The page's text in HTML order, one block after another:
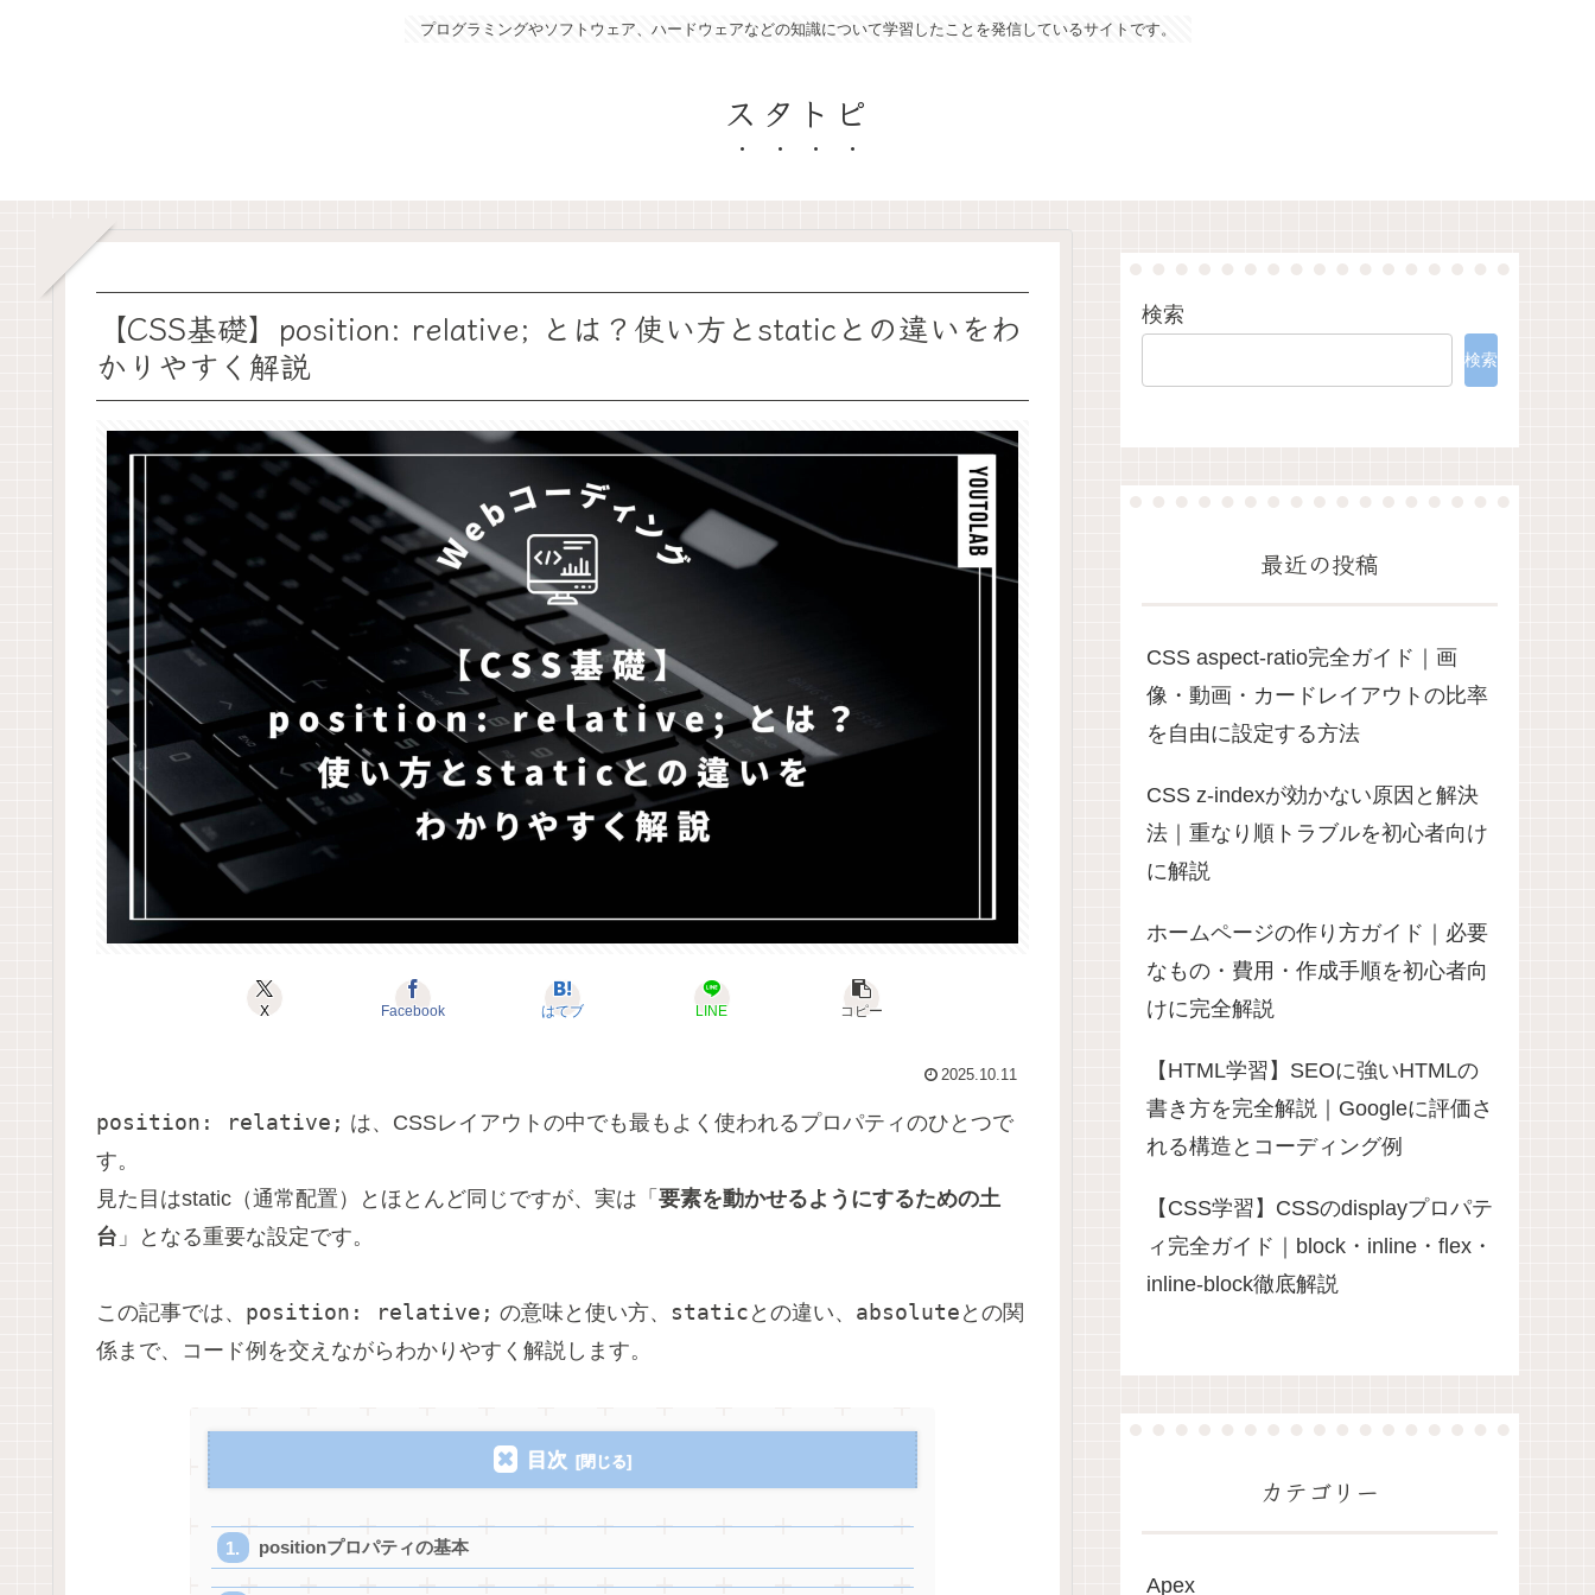
プログラミングやソフトウェア、ハードウェアなどの知識について学習したことを発信しているサイトです。
スタトピ
【CSS基礎】position: relative; とは？使い方とstaticとの違いをわ
かりやすく解説
X Facebook はてブ LINE コピー
2025.10.11
position: relative; は、CSSレイアウトの中でも最もよく使われるプロパティのひとつで
す。
見た目はstatic（通常配置）とほとんど同じですが、実は「 要素を動かせるようにするための土
台 」となる重要な設定です。
この記事では、 position: relative; の意味と使い方、 static との違い、 absolute との関
係まで、コード例を交えながらわかりやすく解説します。
目次
positionプロパティの基本
検索
検索
最近の投稿
CSS aspect-ratio完全ガイド｜画
像・動画・カードレイアウトの比率
を自由に設定する方法
CSS z-indexが効かない原因と解決
法｜重なり順トラブルを初心者向け
に解説
ホームページの作り方ガイド｜必要
なもの・費用・作成手順を初心者向
けに完全解説
【HTML学習】SEOに強いHTMLの
書き方を完全解説｜Googleに評価さ
れる構造とコーディング例
【CSS学習】CSSのdisplayプロパテ
ィ完全ガイド｜block・inline・flex・
inline-block徹底解説
カテゴリー
Apex